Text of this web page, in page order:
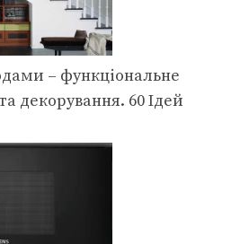
– функціональне
декорування. 60 Ідей